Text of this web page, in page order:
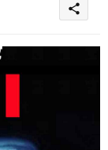
share